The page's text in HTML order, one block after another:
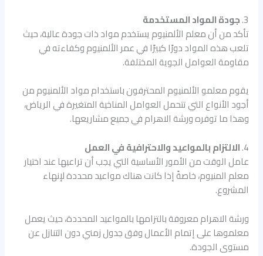
3. جودة المواد المستخدمة
تأكد من أن معلم الألمنيوم يستخدم مواد ذات جودة عالية، حيث
تلعب هذه المواد دورًا كبيرًا في عمر الألمنيوم وكفاءته في
مقاومة العوامل الجوية المختلفة.
يقوم معلمو الألمنيوم المحترفون باستخدام مواد الألمنيوم من
أجود الأنواع التي تتحمل العوامل المناخية المتغيرة في الرياض،
وهذا ما توفره ورشة الاهرام في جميع مشاريعها.
4. الالتزام بالمواعيد والاحترافية في العمل
عامل الوقت من الأمور الأساسية التي يجب أن تراعيها عند اختيار
معلم المنيوم، خاصةً إذا كانت هناك مواعيد محددة لإنهاء
المشروع.
ورشة الاهرام معروفة بالتزامها بالمواعيد المحددة، حيث يعمل
معلموها على إتمام الأعمال وفق جدول زمني دون التنازل عن
مستوى الجودة.